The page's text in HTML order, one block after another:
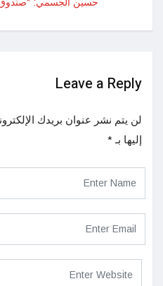
Leave a Reply
لن يتم نشر عنوان بريدك
إليها بـ *